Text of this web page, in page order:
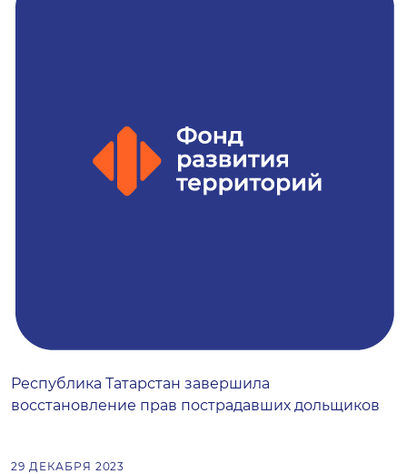
Республика Татарстан завершила
восстановление прав пострадавших дольщиков
29 ДЕКАБРЯ 2023